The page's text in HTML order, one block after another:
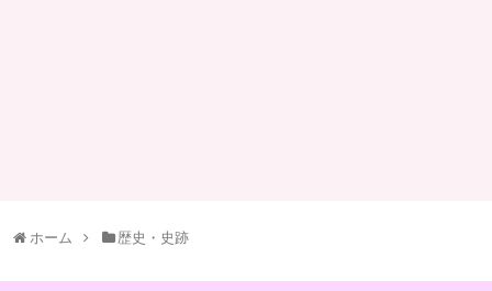
ホーム 歴史・史跡